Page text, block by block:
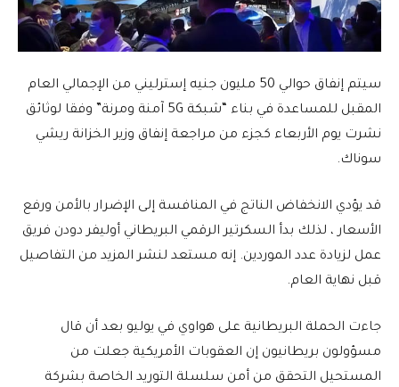
سيتم إنفاق حوالي 50 مليون جنيه إسترليني من الإجمالي العام
المقبل للمساعدة في بناء “شبكة 5G آمنة ومرنة” وفقا لوثائق
نشرت يوم الأربعاء كجزء من مراجعة إنفاق وزير الخزانة ريشي
سوناك.
قد يؤدي الانخفاض الناتج في المنافسة إلى الإضرار بالأمن ورفع
الأسعار ، لذلك بدأ السكرتير الرقمي البريطاني أوليفر دودن فريق
عمل لزيادة عدد الموردين. إنه مستعد لنشر المزيد من التفاصيل
قبل نهاية العام.
جاءت الحملة البريطانية على هواوي في يوليو بعد أن قال
مسؤولون بريطانيون إن العقوبات الأمريكية جعلت من
المستحيل التحقق من أمن سلسلة التوريد الخاصة بشركة